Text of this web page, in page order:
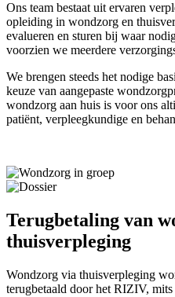
Ons team bestaat uit ervaren
opleiding in wondzorg en
evalueren en sturen bij waar
voorzien we meerdere
We brengen steeds het nodige
keuze van aangepaste
wondzorg aan huis is voor ons
patiënt, verpleegkundige en
Terugbetaling van
thuisverpleging
Wondzorg via thuisverpleging
terugbetaald door het RIZIV,